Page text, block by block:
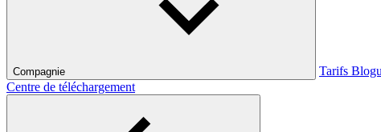
Compagnie Tarifs
Centre de téléchargement